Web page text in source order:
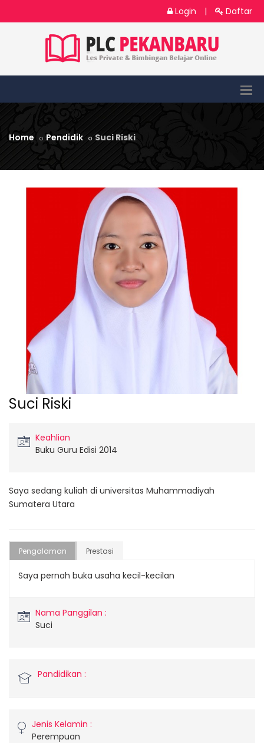
Login | Daftar
Home Pendidik Suci Riski
Suci Riski
Keahlian
Buku Guru Edisi 2014
Saya sedang kuliah di universitas Muhammadiyah
Sumatera Utara
Pengalaman Prestasi
Saya pernah buka usaha kecil-kecilan
Nama Panggilan :
Suci
Pandidikan :
Jenis Kelamin :
Perempuan